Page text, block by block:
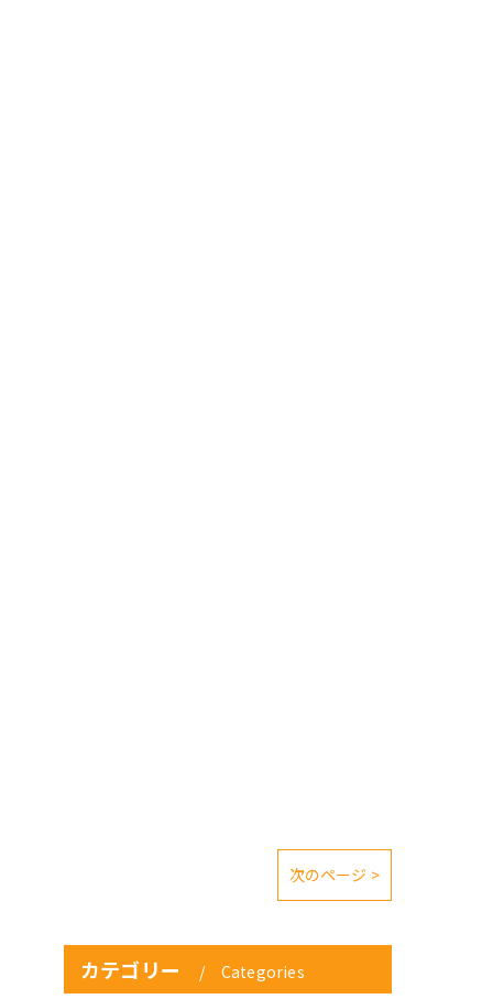
次のページ >
カテゴリー Categories